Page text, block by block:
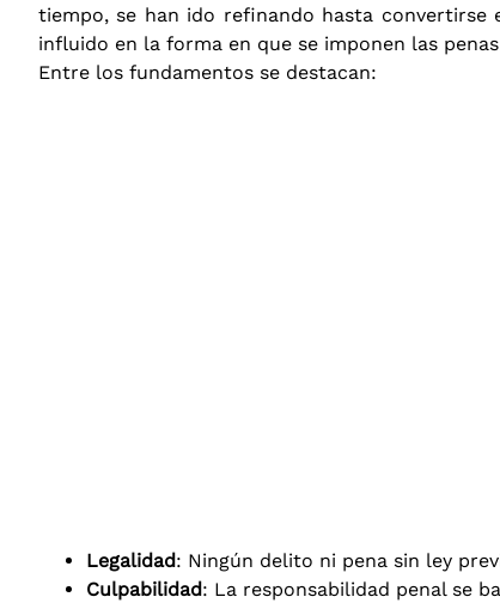
tiempo, se han ido refinando hasta
influido en la forma en que se imponen las
Entre los fundamentos se destacan:
Legalidad: Ningún delito ni pena sin ley
Culpabilidad: La responsabilidad penal se